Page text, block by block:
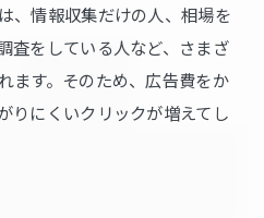
、情報収集だけの人、相場を
査をしている人など、さまざ
ます。そのため、広告費をか
りにくいクリックが増えてし